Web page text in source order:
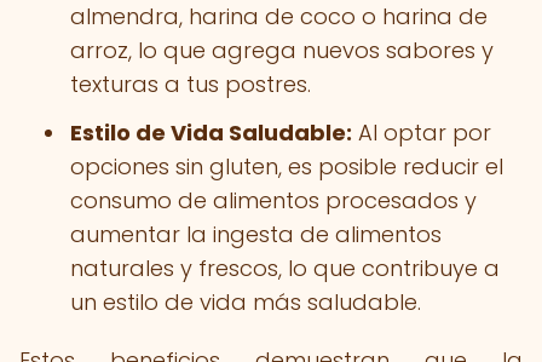
almendra, harina de coco o harina de
arroz, lo que agrega nuevos sabores y
texturas a tus postres.
Estilo de Vida Saludable: Al optar por
opciones sin gluten, es posible reducir el
consumo de alimentos procesados y
aumentar la ingesta de alimentos
naturales y frescos, lo que contribuye a
un estilo de vida más saludable.